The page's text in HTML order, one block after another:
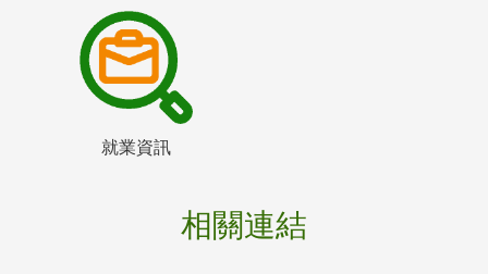
就業資訊
相關連結